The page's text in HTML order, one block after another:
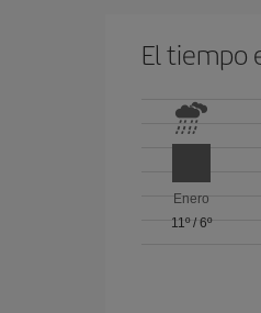
El tiempo
Enero
11º/ 6º